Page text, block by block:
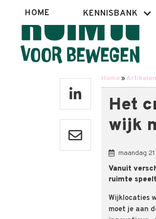
inhoud
Hoofdnavigatie
HOME KENNISBANK
Home Artikelen
Het
wijk
maandag
Vanuit
ruimte
Wijklocaties
moet je aan